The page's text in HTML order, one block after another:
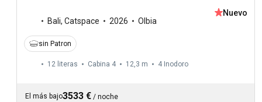
Bali, Catspace 2026 Olbia
Nuevo
sin Patron
12 literas Cabina 4 12,3 m 4 Inodoro
El más bajo3533 € / noche